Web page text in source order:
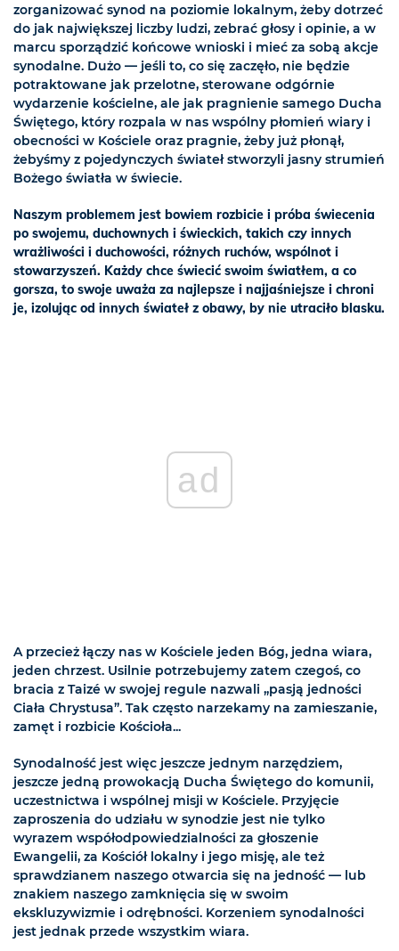
zorganizować synod na poziomie lokalnym, żeby dotrzeć
do jak największej liczby ludzi, zebrać głosy i opinie, a w
marcu sporządzić końcowe wnioski i mieć za sobą akcje
synodalne. Dużo — jeśli to, co się zaczęło, nie będzie
potraktowane jak przelotne, sterowane odgórnie
wydarzenie kościelne, ale jak pragnienie samego Ducha
Świętego, który rozpala w nas wspólny płomień wiary i
obecności w Kościele oraz pragnie, żeby już płonął,
żebyśmy z pojedynczych świateł stworzyli jasny strumień
Bożego światła w świecie.
Naszym problemem jest bowiem rozbicie i próba świecenia
po swojemu, duchownych i świeckich, takich czy innych
wrażliwości i duchowości, różnych ruchów, wspólnot i
stowarzyszeń. Każdy chce świecić swoim światłem, a co
gorsza, to swoje uważa za najlepsze i najjaśniejsze i chroni
je, izolując od innych świateł z obawy, by nie utraciło blasku.
ad
A przecież łączy nas w Kościele jeden Bóg, jedna wiara,
jeden chrzest. Usilnie potrzebujemy zatem czegoś, co
bracia z Taizé w swojej regule nazwali „pasją jedności
Ciała Chrystusa”. Tak często narzekamy na zamieszanie,
zamęt i rozbicie Kościoła...
Synodalność jest więc jeszcze jednym narzędziem,
jeszcze jedną prowokacją Ducha Świętego do komunii,
uczestnictwa i wspólnej misji w Kościele. Przyjęcie
zaproszenia do udziału w synodzie jest nie tylko
wyrazem współodpowiedzialności za głoszenie
Ewangelii, za Kościół lokalny i jego misję, ale też
sprawdzianem naszego otwarcia się na jedność — lub
znakiem naszego zamknięcia się w swoim
ekskluzywizmie i odrębności. Korzeniem synodalności
jest jednak przede wszystkim wiara.